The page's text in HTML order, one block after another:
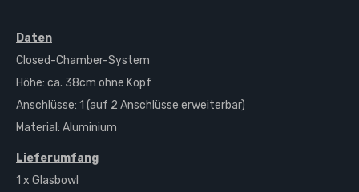
Daten
Closed-Chamber-System
Höhe: ca. 38cm ohne Kopf
Anschlüsse: 1 (auf 2 Anschlüsse erweiterbar)
Material: Aluminium
Lieferumfang
1 x Glasbowl